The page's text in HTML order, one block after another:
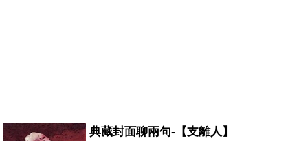
典藏封面聊兩句-【支離人】